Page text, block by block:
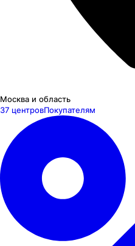
Москва и область
37 центровПокупателям